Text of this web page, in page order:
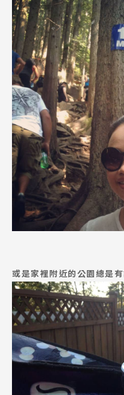
熱門搜尋：
護理 加拿大RO 任意
Pathway
SEC 知識庫
或是家裡附近的公園總是